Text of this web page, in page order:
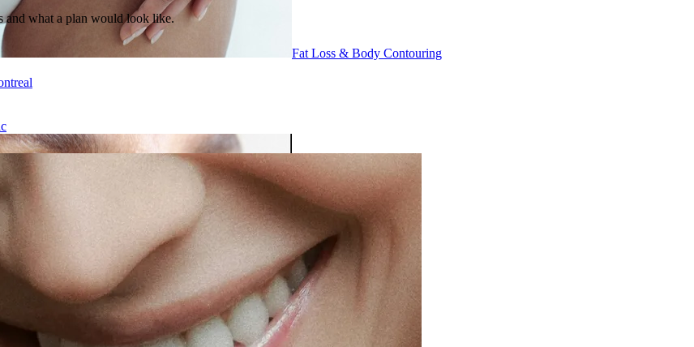
Fat Loss & Body Contouring
and what a plan would look like.